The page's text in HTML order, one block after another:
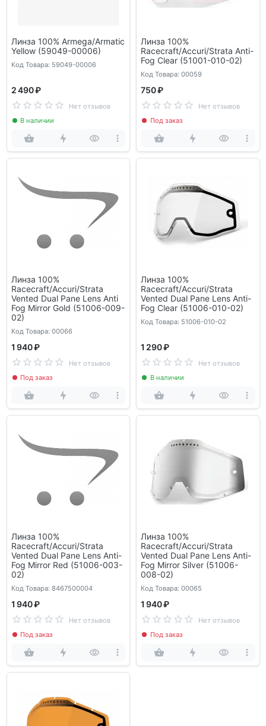
Линза 100% Armega/Armatic
Yellow (59049-00006)
Код Товара: 59049-00006
2 490 ₽
Нет отзывов
В наличии
Линза 100%
Racecraft/Accuri/Strata Anti-
Fog Clear (51001-010-02)
Код Товара: 00059
750 ₽
Нет отзывов
Под заказ
Линза 100%
Racecraft/Accuri/Strata
Vented Dual Pane Lens Anti
Fog Mirror Gold (51006-009-
02)
Код Товара: 00066
1 940 ₽
Нет отзывов
Под заказ
Линза 100%
Racecraft/Accuri/Strata
Vented Dual Pane Lens Anti-
Fog Clear (51006-010-02)
Код Товара: 51006-010-02
1 290 ₽
Нет отзывов
В наличии
Линза 100%
Racecraft/Accuri/Strata
Vented Dual Pane Lens Anti-
Fog Mirror Red (51006-003-
02)
Код Товара: 8467500004
1 940 ₽
Нет отзывов
Под заказ
Линза 100%
Racecraft/Accuri/Strata
Vented Dual Pane Lens Anti-
Fog Mirror Silver (51006-
008-02)
Код Товара: 00065
1 940 ₽
Нет отзывов
Под заказ